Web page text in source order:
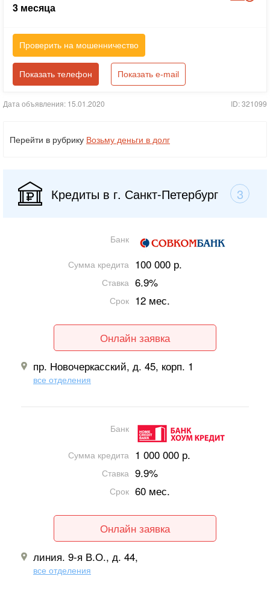
3 месяца
Проверить на мошенничество
Показать телефон Показать e-mail
Дата объявления: 15.01.2020 ID: 321099
Перейти в рубрику Возьму деньги в долг
Кредиты в г. Санкт-Петербург 3
Банк
Сумма кредита 100 000 р.
Ставка 6.9%
Срок 12 мес.
Онлайн заявка
пр. Новочеркасский, д. 45, корп. 1
все отделения
Банк
Сумма кредита 1 000 000 р.
Ставка 9.9%
Срок 60 мес.
Онлайн заявка
линия. 9-я В.О., д. 44,
все отделения